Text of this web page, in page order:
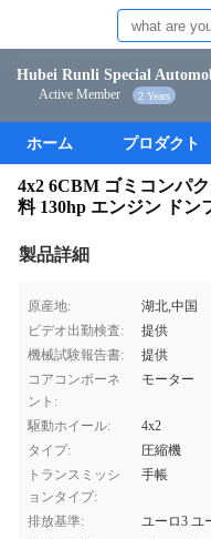
Hubei Runli Special
Active Member 2 Years
ホーム プロダクト
4x2 6CBM ゴミコンパ
料 130hp エンジン ドン
製品詳細
原産地:
湖北,中国
ビデオ出勤検査:
提供
機械試験報告書:
提供
コアコンポーネ
ント:
モーター
駆動ホイール:
4x2
タイプ:
圧縮機
トランスミッシ
ョンタイプ:
手帳
排放基準:
ユーロ3 ユ